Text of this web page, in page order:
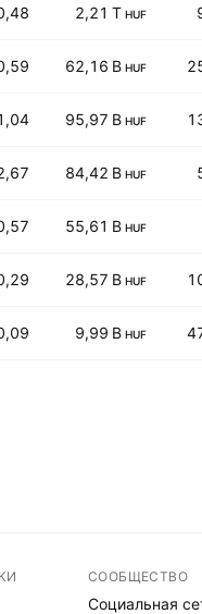
2,21 T HUF
62,16 B HUF
95,97 B HUF
84,42 B HUF
55,61 B HUF
28,57 B HUF
9,99 B HUF
СООБЩЕСТВО
Социальная